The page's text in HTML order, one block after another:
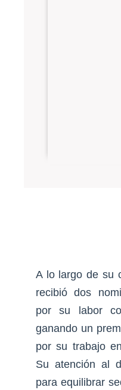
A lo largo de su
recibió dos
por su labor
ganando un
por su trabajo
Su atención al
para equilibrar